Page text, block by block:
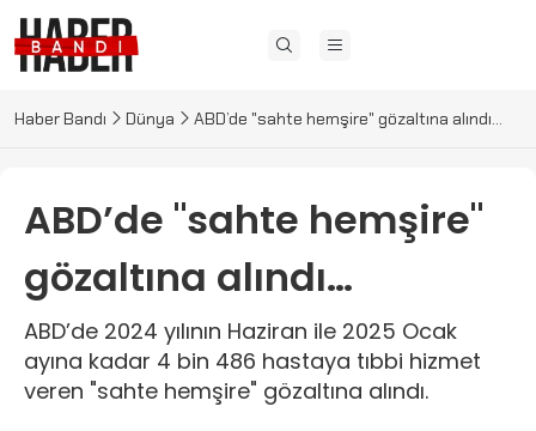
Haber Bandı Dünya ABD’de "sahte hemşire" gözaltına alındı…
ABD’de "sahte hemşire"
gözaltına alındı…
ABD’de 2024 yılının Haziran ile 2025 Ocak
ayına kadar 4 bin 486 hastaya tıbbi hizmet
veren "sahte hemşire" gözaltına alındı.